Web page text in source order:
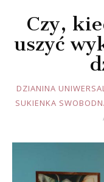
Czy,
uszyć
JOULE
DZIANINA
SUKIENKA